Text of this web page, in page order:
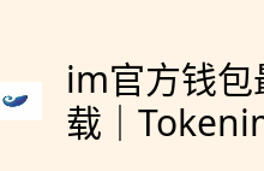
im官方钱
载｜